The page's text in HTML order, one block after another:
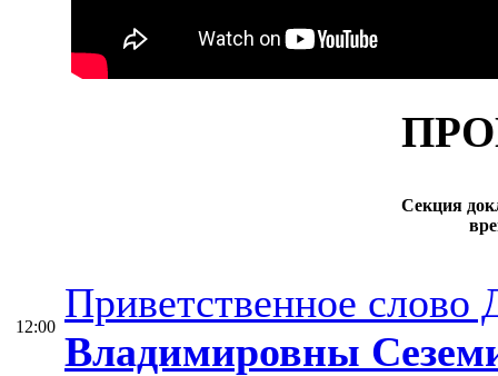
Секция
12:00
Приветственное слово
Владимировны